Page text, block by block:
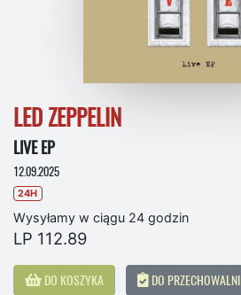
LED ZEPPELIN
LIVE EP
12.09.2025
24H
Wysyłamy w ciągu 24 godzin
LP 112.89
DO KOSZYKA DO PRZECHOWALNI